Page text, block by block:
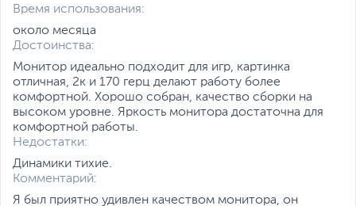
Потребляемая
мощность
(максимальная), Вт
Потребляемая
мощность (в режиме
ожидания), Вт
0.5
Функции и особенности
Особенности
Дополнительно
Видео функции:
Время использования:
около месяца
Достоинства:
Монитор идеально подходит для игр, картинка
отличная, 2к и 170 герц делают работу более
комфортной. Хорошо собран, качество сборки на
высоком уровне. Яркость монитора достаточна для
комфортной работы.
Недостатки:
Динамики тихие.
Комментарий:
Я был приятно удивлен качеством монитора, он